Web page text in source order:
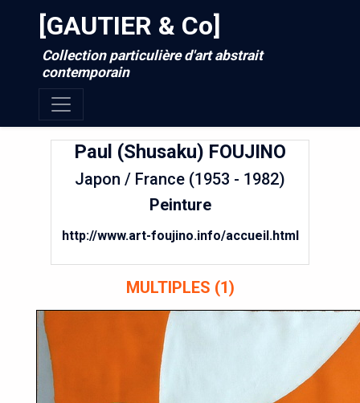
[GAUTIER & Co]
Collection particulière d'art abstrait
contemporain
Paul (Shusaku) FOUJINO
Japon / France (1953 - 1982)
Peinture
http://www.art-foujino.info/accueil.html
MULTIPLES (1)